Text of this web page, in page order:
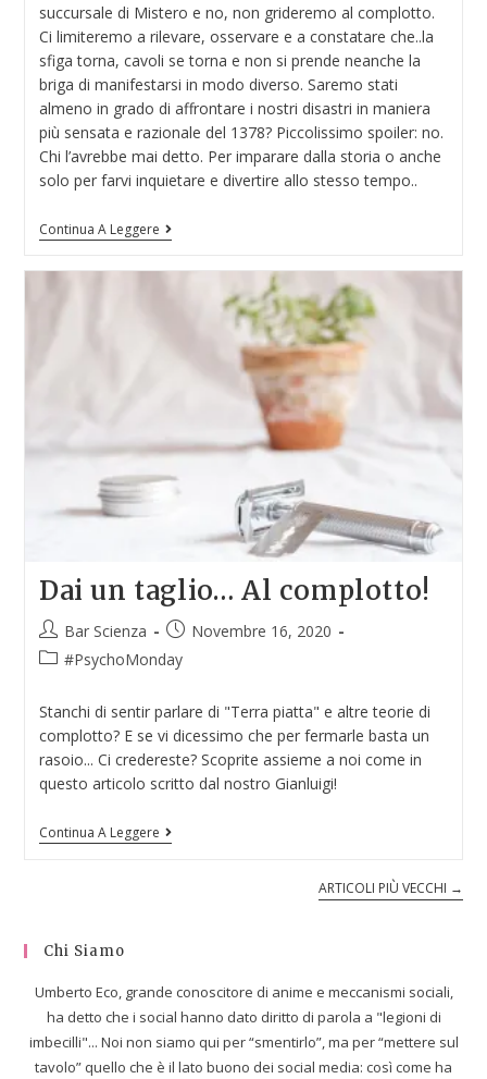
succursale di Mistero e no, non grideremo al complotto.
Ci limiteremo a rilevare, osservare e a constatare che..la
sfiga torna, cavoli se torna e non si prende neanche la
briga di manifestarsi in modo diverso. Saremo stati
almeno in grado di affrontare i nostri disastri in maniera
più sensata e razionale del 1378? Piccolissimo spoiler: no.
Chi l’avrebbe mai detto. Per imparare dalla storia o anche
solo per farvi inquietare e divertire allo stesso tempo..
Continua A Leggere
Dai un taglio… Al complotto!
Bar Scienza
Novembre 16, 2020
#PsychoMonday
Stanchi di sentir parlare di "Terra piatta" e altre teorie di
complotto? E se vi dicessimo che per fermarle basta un
rasoio... Ci credereste? Scoprite assieme a noi come in
questo articolo scritto dal nostro Gianluigi!
Continua A Leggere
ARTICOLI PIÙ VECCHI →
Chi Siamo
Umberto Eco, grande conoscitore di anime e meccanismi sociali,
ha detto che i social hanno dato diritto di parola a "legioni di
imbecilli"... Noi non siamo qui per “smentirlo”, ma per “mettere sul
tavolo” quello che è il lato buono dei social media: così come ha